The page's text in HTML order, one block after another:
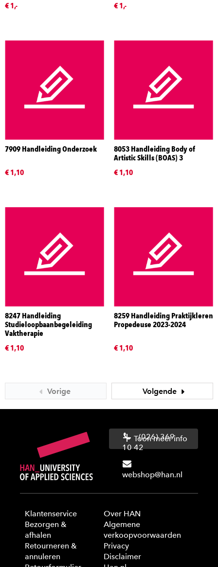
€ 1,-
€ 1,-
7909 Handleiding Onderzoek
€ 1,10
8053 Handleiding Body of
Artistic Skills (BOAS) 3
€ 1,10
8247 Handleiding
Studieloopbaanbegeleiding
Vaktherapie
€ 1,10
8259 Handleiding Praktijkleren
Propedeuse 2023-2024
€ 1,10
Vorige Volgende
(026) 369
10 42
webshop@han.nl
Toon meer info
Klantenservice
Bezorgen &
afhalen
Retourneren &
annuleren
Over HAN
Algemene
verkoopvoorwaarden
Privacy
Disclaimer